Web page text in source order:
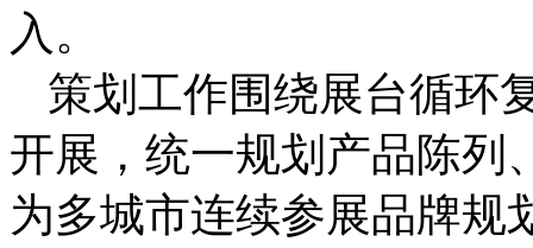
入。
策划工作围绕展台循环
开展，统一规划产品陈列
为多城市连续参展品牌规